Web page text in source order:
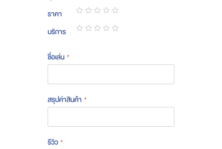
1
star
2
stars
3
stars
4
stars
5
stars
ราคา
1
star
2
stars
3
stars
4
stars
5
stars
บริการ
ชื่อเล่น
สรุปค่าสินค้า
รีวิว